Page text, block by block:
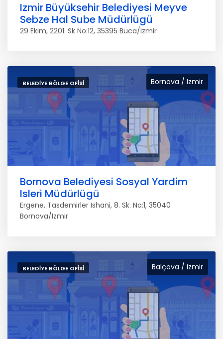
Izmir Büyüksehir Belediyesi Meyve
Sebze Hal Sube Müdürlügü
29 Ekim, 2201. Sk No:12, 35395 Buca/Izmir
Bornova / Izmir
BELEDIYE BÖLGE OFISI
Bornova Belediyesi Sosyal Yardim
Isleri Müdürlügü
Ergene, Tasdemirler Ishani, 8. Sk. No:1, 35040
Bornova/Izmir
Balçova / Izmir
BELEDIYE BÖLGE OFISI